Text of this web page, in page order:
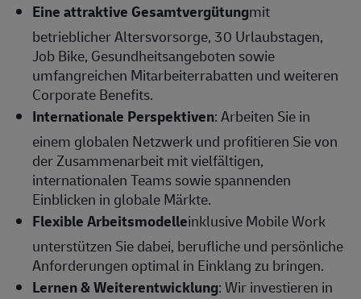
Eine attraktive Gesamtvergütungmit
betrieblicher Altersvorsorge, 30 Urlaubstagen,
Job Bike, Gesundheitsangeboten sowie
umfangreichen Mitarbeiterrabatten und weiteren
Corporate Benefits.
Internationale Perspektiven: Arbeiten Sie in
einem globalen Netzwerk und profitieren Sie von
der Zusammenarbeit mit vielfältigen,
internationalen Teams sowie spannenden
Einblicken in globale Märkte.
Flexible Arbeitsmodelleinklusive Mobile Work
unterstützen Sie dabei, berufliche und persönliche
Anforderungen optimal in Einklang zu bringen.
Lernen & Weiterentwicklung: Wir investieren in